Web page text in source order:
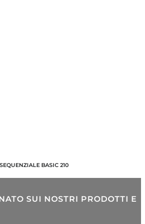
SEQUENZIALE BASIC 210
SUI NOSTRI PRODOTTI E